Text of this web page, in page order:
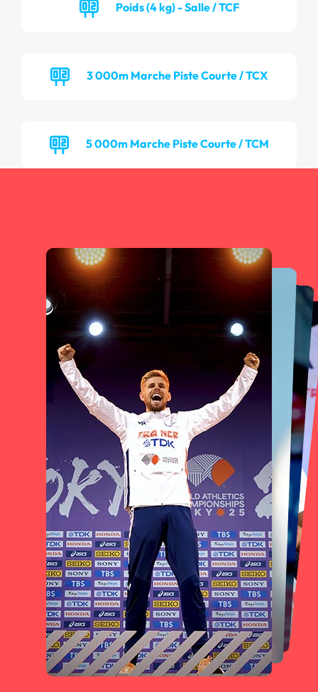
Poids (4 kg) - Salle / TCF
3 000m Marche Piste Courte / TCX
5 000m Marche Piste Courte / TCM